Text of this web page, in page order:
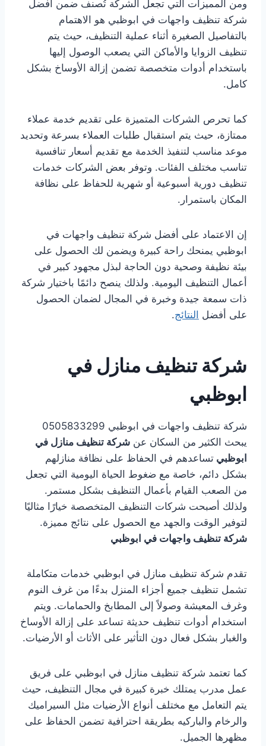
ومن المميزات التي تجعل الشركة تُصنف ضمن أفضل
شركة تنظيف واجهات في ابوظبي هو الاهتمام
بالتفاصيل الصغيرة أثناء عملية التنظيف، حيث يتم
تنظيف الزوايا والأماكن التي يصعب الوصول إليها
باستخدام أدوات متخصصة تضمن إزالة الأوساخ بشكل
كامل.
كما تحرص الشركات المتميزة على تقديم خدمة عملاء
ممتازة، حيث يتم استقبال طلبات العملاء بسرعة وتحديد
موعد مناسب لتنفيذ الخدمة مع تقديم أسعار تنافسية
تناسب مختلف الفئات. وتوفر بعض الشركات خدمات
تنظيف دورية أسبوعية أو شهرية للحفاظ على نظافة
المكان باستمرار.
إن الاعتماد على أفضل شركة تنظيف واجهات في
ابوظبي يمنحك راحة كبيرة ويضمن لك الحصول على
بيئة نظيفة وصحية دون الحاجة لبذل مجهود كبير في
أعمال التنظيف اليومية. ولذلك ينصح دائمًا باختيار شركة
ذات سمعة جيدة وخبرة في المجال لضمان الحصول
على أفضل النتائج.
شركة تنظيف منازل في
ابوظبي
يبحث الكثير من السكان عن شركة تنظيف منازل في
ابوظبي تساعدهم في الحفاظ على نظافة منازلهم
بشكل دائم، خاصة مع ضغوط الحياة اليومية التي تجعل
من الصعب القيام بأعمال التنظيف بشكل مستمر.
ولذلك أصبحت شركات التنظيف المتخصصة خيارًا مثاليًا
لتوفير الوقت والجهد مع الحصول على نتائج مميزة.
شركة تنظيف واجهات في ابوظبي
تقدم شركة تنظيف منازل في ابوظبي خدمات متكاملة
تشمل تنظيف جميع أجزاء المنزل بدءًا من غرف النوم
وغرف المعيشة وصولاً إلى المطابخ والحمامات. ويتم
استخدام أدوات تنظيف حديثة تساعد على إزالة الأوساخ
والغبار بشكل فعال دون التأثير على الأثاث أو الأرضيات.
كما تعتمد شركة تنظيف منازل في ابوظبي على فريق
عمل مدرب يمتلك خبرة كبيرة في مجال التنظيف، حيث
يتم التعامل مع مختلف أنواع الأرضيات مثل السيراميك
والرخام والباركيه بطريقة احترافية تضمن الحفاظ على
مظهرها الجميل.